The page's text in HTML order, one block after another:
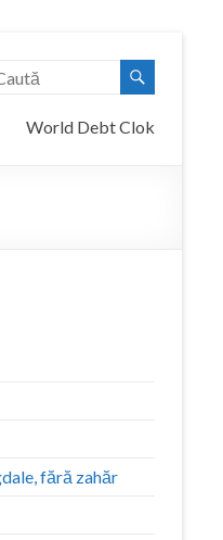
World Debt Clok
fără zahăr